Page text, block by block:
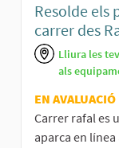
Resolde els
carrer des
Lliura les
als
EN AVALUACIÓ
Carrer rafal es
aparca en